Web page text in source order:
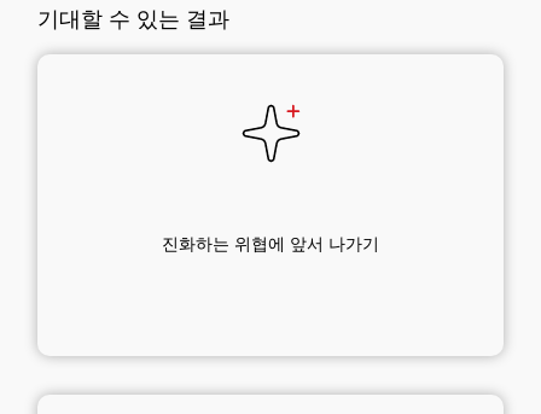
기대할 수 있는 결과
진화하는 위협에 앞서 나가기